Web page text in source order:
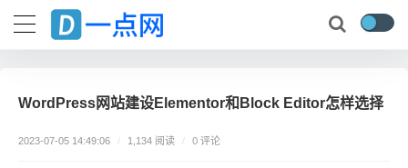
WordPress网站建设Elementor和Block Editor怎样选择
2023-07-05 14:49:06 / 1,134 阅读 / 0 评论